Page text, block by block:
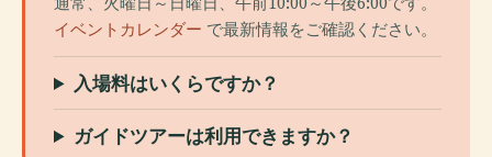
イベントカレンダー で最新情報をご確認ください。
入場料はいくらですか？
ガイドツアーは利用できますか？